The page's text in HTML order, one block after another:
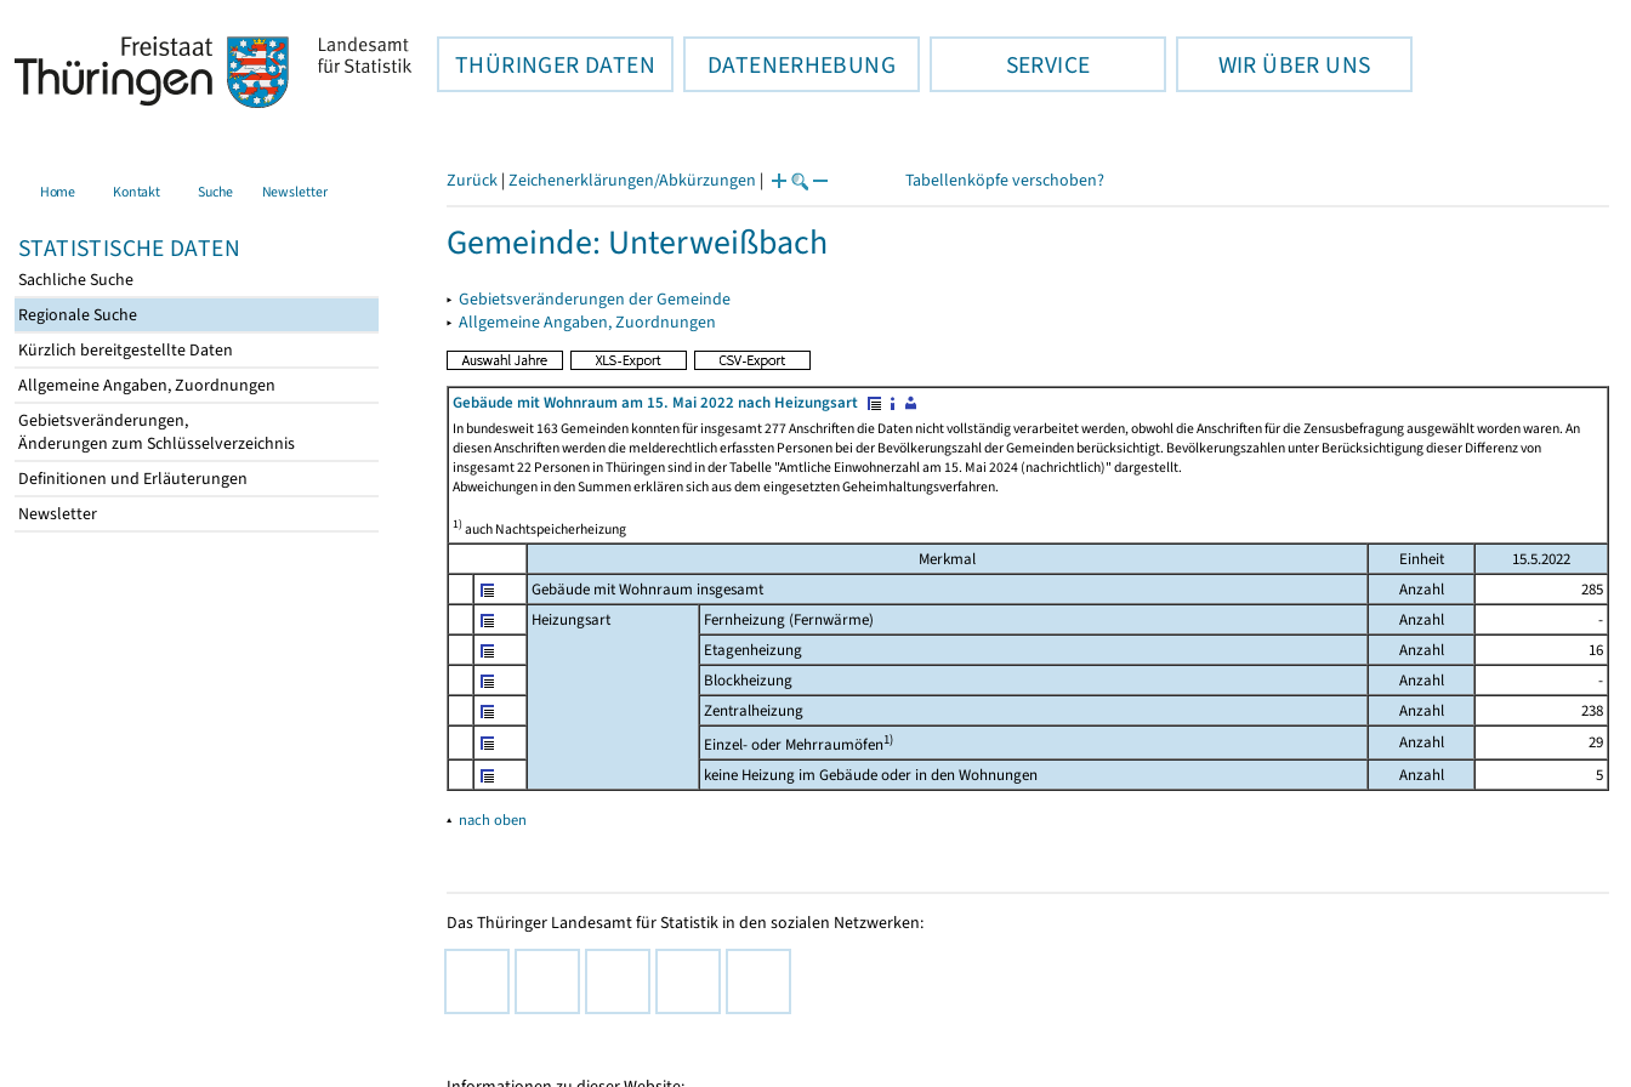
THÜRINGER DATEN DATENERHEBUNG SERVICE WIR ÜBER UNS
Home Kontakt Suche Newsletter
STATISTISCHE DATEN
Sachliche Suche
Regionale Suche
Kürzlich bereitgestellte Daten
Allgemeine Angaben, Zuordnungen
Gebietsveränderungen,
Änderungen zum Schlüsselverzeichnis
Definitionen und Erläuterungen
Newsletter
Zurück | Zeichenerklärungen/Abkürzungen | Tabellenköpfe verschoben?
Gemeinde: Unterweißbach
▸ Gebietsveränderungen der Gemeinde
▸ Allgemeine Angaben, Zuordnungen
Gebäude mit Wohnraum am 15. Mai 2022 nach Heizungsart
In bundesweit 163 Gemeinden konnten für insgesamt 277 Anschriften die Daten nicht vollständig verarbeitet werden, obwohl die Anschriften für die Zensusbefragung ausgewählt worden waren. An
diesen Anschriften werden die melderechtlich erfassten Personen bei der Bevölkerungszahl der Gemeinden berücksichtigt. Bevölkerungszahlen unter Berücksichtigung dieser Differenz von
insgesamt 22 Personen in Thüringen sind in der Tabelle "Amtliche Einwohnerzahl am 15. Mai 2024 (nachrichtlich)" dargestellt.
Abweichungen in den Summen erklären sich aus dem eingesetzten Geheimhaltungsverfahren.
1)auch Nachtspeicherheizung
Merkmal Einheit
15.5.2022
Gebäude mit Wohnraum insgesamt
Anzahl
285
Heizungsart
Fernheizung (Fernwärme) Anzahl
-
Etagenheizung
Anzahl
16
Blockheizung
Anzahl
-
Zentralheizung
Anzahl
238
Einzel- oder Mehrraumöfen1) Anzahl
29
keine Heizung im Gebäude oder in den Wohnungen
Anzahl 5
▴ nach oben
Das Thüringer Landesamt für Statistik in den sozialen Netzwerken: